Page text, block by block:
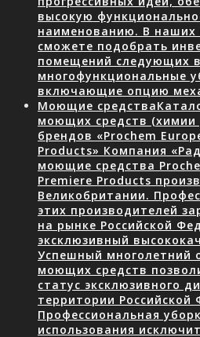
высокую
наименованию. В наших
сможете подобрать
помещений следующих
многофункциональные
включающие опцию
Моющие средства
моющих средств (химии
брендов «Prochem
Products» Компания
моющие средства
Premiere Products
Великобритании.
этих производителей
на рынке Российской
эксклюзивный
Успешный многолетний
моющих средств
статус эксклюзивного
территории Российской
Профессиональная
использования